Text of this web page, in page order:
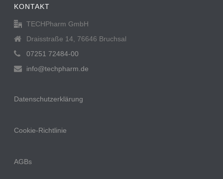
KONTAKT
TECHPharm GmbH
Draisstraße 14, 76646 Bruchsal
07251 72484-00
info@techpharm.de
Datenschutzerklärung
Cookie-Richtlinie
AGBs